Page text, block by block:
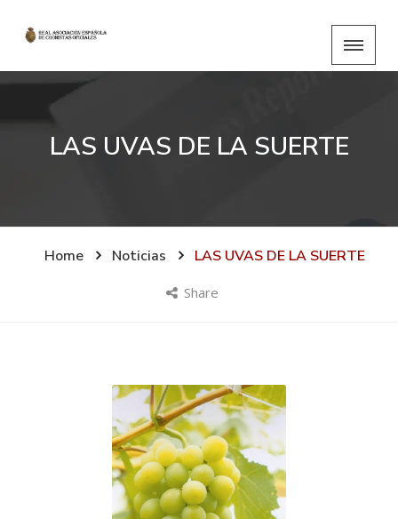
LAS UVAS DE LA SUERTE
Home Noticias LAS UVAS DE LA SUERTE
Share